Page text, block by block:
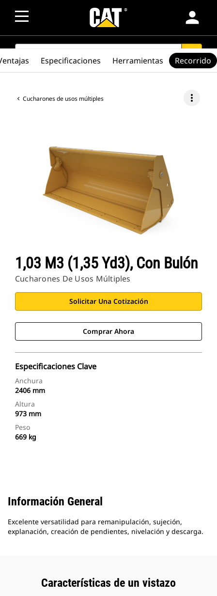
person
SEARCH search
Cucharones de usos múltiples more_vert
1,03 M3 (1,35 Yd3), Con Bulón
Cucharones De Usos Múltiples
Solicitar Una Cotización
Comprar Ahora
Especificaciones Clave
Anchura
2406 mm
Altura
973 mm
Peso
669 kg
Especificaciones Herramientas Recorrido
Información General
Excelente versatilidad para remanipulación, sujeción,
explanación, creación de pendientes, nivelación y descarga.
Características de un vistazo